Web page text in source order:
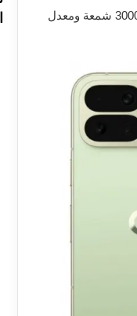
شاشة ثانوية (غلاف) من نوع LTPS OLED قياس 6.4 بوصة بدقة 1080×2364 بيكسل وسطوع 3000 شمعة ومعدل